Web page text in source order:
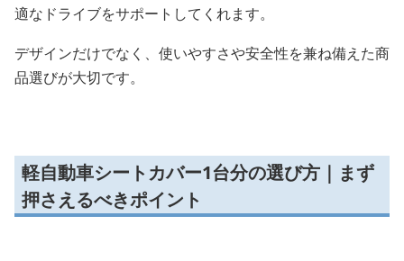
適なドライブをサポートしてくれます。
デザインだけでなく、使いやすさや安全性を兼ね備えた商
品選びが大切です。
軽自動車シートカバー1台分の選び方｜まず
押さえるべきポイント